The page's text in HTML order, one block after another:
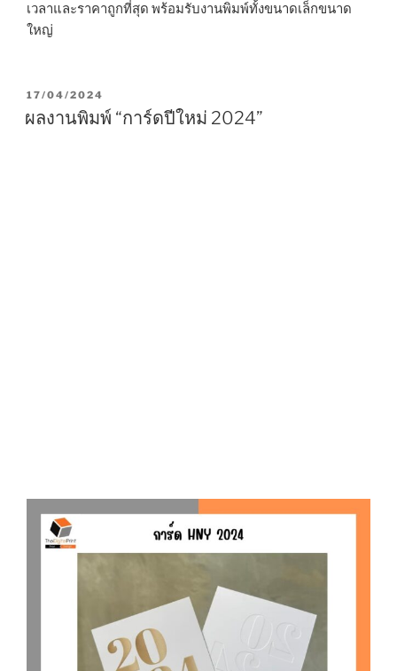
เวลาและราคาถูกที่สุด พร้อมรับงานพิมพ์ทั้งขนาดเล็กขนาด
ใหญ่
P
S
17/04/2024
ผลงานพิมพ์ “การ์ดปีใหม่ 2024”